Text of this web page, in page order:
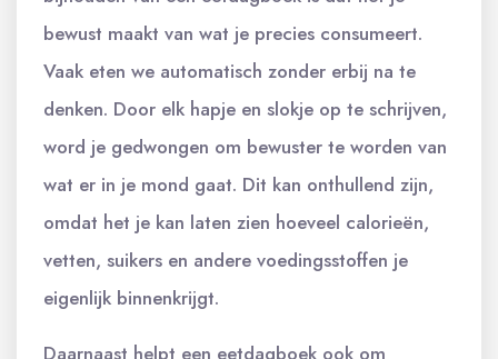
bewust maakt van wat je precies consumeert.
Vaak eten we automatisch zonder erbij na te
denken. Door elk hapje en slokje op te schrijven,
word je gedwongen om bewuster te worden van
wat er in je mond gaat. Dit kan onthullend zijn,
omdat het je kan laten zien hoeveel calorieën,
vetten, suikers en andere voedingsstoffen je
eigenlijk binnenkrijgt.
Daarnaast helpt een eetdagboek ook om